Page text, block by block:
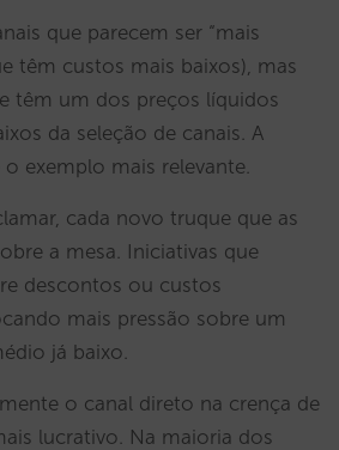
que parecem ser “mais
têm custos mais baixos), mas
têm um dos preços líquidos
da seleção de canais. A
exemplo mais relevante.
cada novo truque que as
a mesa. Iniciativas que
descontos ou custos
mais pressão sobre um
já baixo.
o canal direto na crença de
lucrativo. Na maioria dos